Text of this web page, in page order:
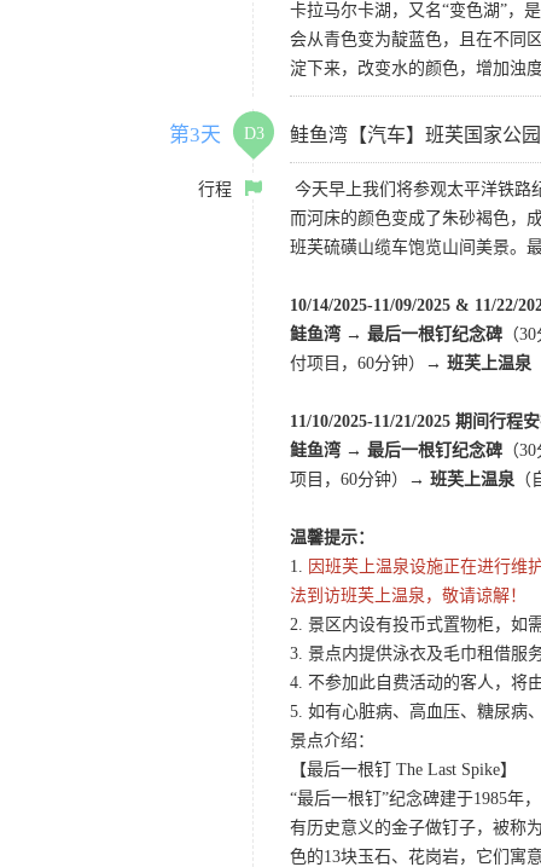
卡拉马尔卡湖，又名“变色湖”，
会从青色变为靛蓝色，且在不同
淀下来，改变水的颜色，增加浊
第3天 D3 鲑鱼湾【汽车】班芙国家公
行程
今天早上我们将参观太平洋铁路
而河床的颜色变成了朱砂褐色，
班芙硫磺山缆车饱览山间美景。
10/14/2025-11/09/2025 & 11/22/
鲑鱼湾 → 最后一根钉纪念碑 （
付项目，60分钟）→ 班芙上温泉
11/10/2025-11/21/2025 期间行程
鲑鱼湾 → 最后一根钉纪念碑 （
项目，60分钟）
→ 班芙上温泉
温馨提示：
1. 因班芙上温泉设施正在进行维
法到访班芙上温泉，敬请谅解！
2. 景区内设有投币式置物柜，如
3. 景点内提供泳衣及毛巾租借服
4. 不参加此自费活动的客人，将
5. 如有心脏病、高血压、糖尿病
景点介绍：
【最后一根钉 The Last Spike】
“最后一根钉”纪念碑建于1985年
有历史意义的金子做钉子，被称
色的13块玉石、花岗岩，它们寓